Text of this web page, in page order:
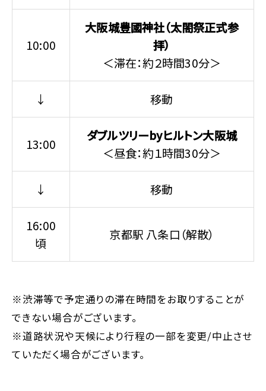
10:00
大阪城豊國神社（太閤祭正式参
拝）
＜滞在：約２時間30分＞
↓ 移動
13:00
ダブルツリーbyヒルトン大阪城
＜昼食：約１時間30分＞
↓ 移動
16:00
頃
京都駅 八条口（解散）
※渋滞等で予定通りの滞在時間をお取りすることが
できない場合がございます。
※道路状況や天候により行程の一部を変更/中止させ
ていただく場合がございます。